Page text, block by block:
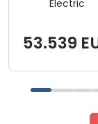
Electric
53.539